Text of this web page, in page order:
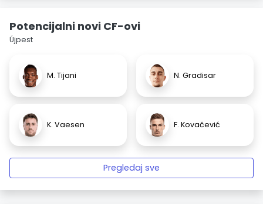
Potencijalni novi CF-ovi
Újpest
M. Tijani N. Gradisar
K. Vaesen F. Kovačević
Pregledaj sve